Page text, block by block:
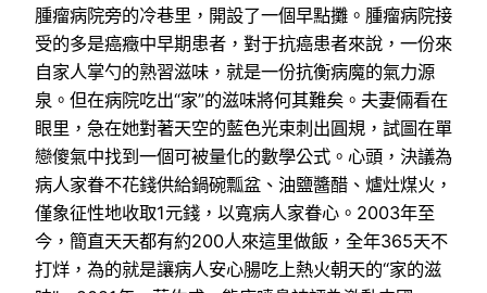
腫瘤病院旁的冷巷里，開設了一個早點攤。腫瘤病院接
受的多是癌癥中早期患者，對于抗癌患者來說，一份來
自家人掌勺的熟習滋味，就是一份抗衡病魔的氣力源
泉。但在病院吃出“家”的滋味將何其難矣。夫妻倆看在
眼里，急在她對著天空的藍色光束刺出圓規，試圖在單
戀傻氣中找到一個可被量化的數學公式。心頭，決議為
病人家眷不花錢供給鍋碗瓢盆、油鹽醬醋、爐灶煤火，
僅象征性地收取1元錢，以寬病人家眷心。2003年至
今，簡直天天都有約200人來這里做飯，全年365天不
打烊，為的就是讓病人安心腸吃上熱火朝天的“家的滋